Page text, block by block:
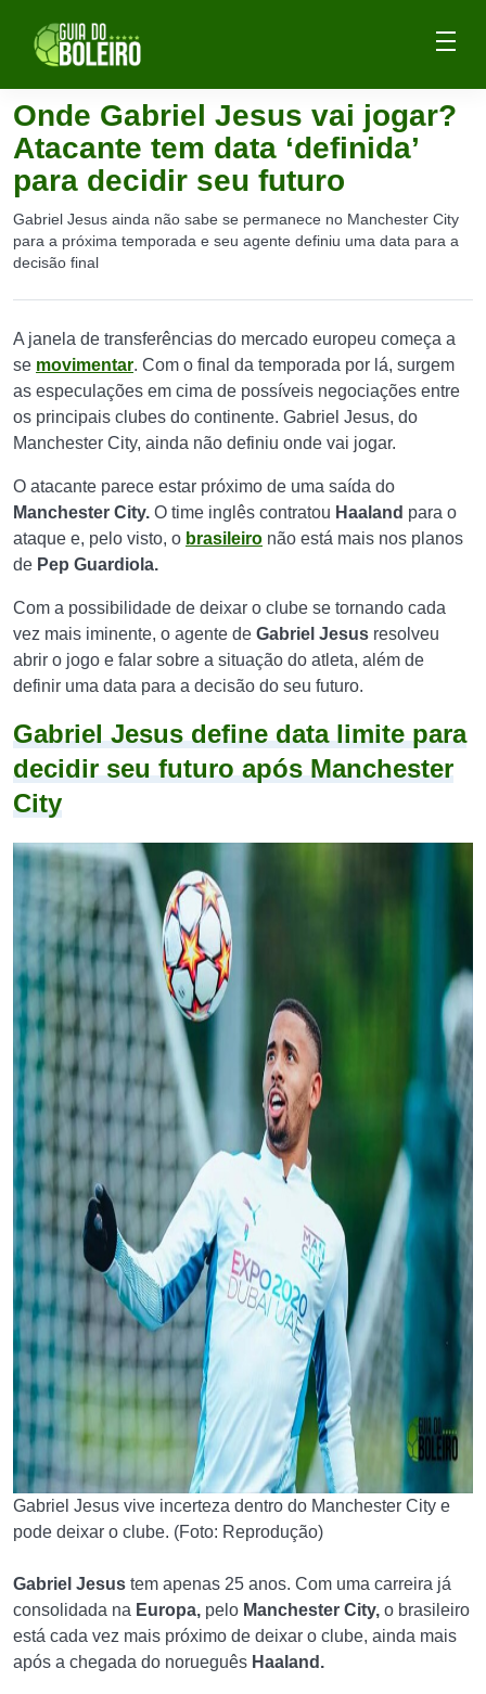
Onde Gabriel Jesus vai jogar?
Atacante tem data ‘definida’
para decidir seu futuro
Gabriel Jesus ainda não sabe se permanece no Manchester City
para a próxima temporada e seu agente definiu uma data para a
decisão final
A janela de transferências do mercado europeu começa a
se movimentar. Com o final da temporada por lá, surgem
as especulações em cima de possíveis negociações entre
os principais clubes do continente. Gabriel Jesus, do
Manchester City, ainda não definiu onde vai jogar.
O atacante parece estar próximo de uma saída do
Manchester City. O time inglês contratou Haaland para o
ataque e, pelo visto, o brasileiro não está mais nos planos
de Pep Guardiola.
Com a possibilidade de deixar o clube se tornando cada
vez mais iminente, o agente de Gabriel Jesus resolveu
abrir o jogo e falar sobre a situação do atleta, além de
definir uma data para a decisão do seu futuro.
Gabriel Jesus define data limite para
decidir seu futuro após Manchester
City
Gabriel Jesus vive incerteza dentro do Manchester City e
pode deixar o clube. (Foto: Reprodução)
Gabriel Jesus tem apenas 25 anos. Com uma carreira já
consolidada na Europa, pelo Manchester City, o brasileiro
está cada vez mais próximo de deixar o clube, ainda mais
após a chegada do norueguês Haaland.